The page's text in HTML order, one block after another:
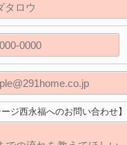
ージ西永福へのお問い合わせ】